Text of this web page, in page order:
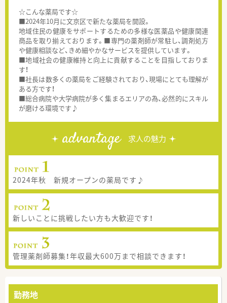
☆こんな薬局です☆
■2024年10月に文京区で新たな薬局を開設。
地域住民の健康をサポートするための多様な医薬品や健康関連
商品を取り揃えております。■専門の薬剤師が常駐し、調剤処方
や健康相談など、きめ細やかなサービスを提供しています。
■地域社会の健康維持と向上に貢献することを目指しておりま
す！
■社長は数多くの薬局をご経験されており、現場にとても理解が
ある方です！
■総合病院や大学病院が多く集まるエリアの為、必然的にスキル
が磨ける環境です♪
advantage 求人の魅力
2024年秋 新規オープンの薬局です♪
新しいことに挑戦したい方も大歓迎です！
管理薬剤師募集！年収最大600万まで相談できます！
勤務地